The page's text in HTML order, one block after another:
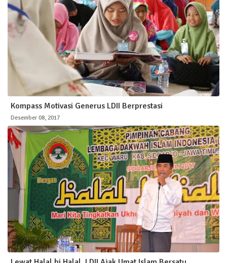
Kompass Motivasi Generus LDII Berprestasi
Desember 08, 2017